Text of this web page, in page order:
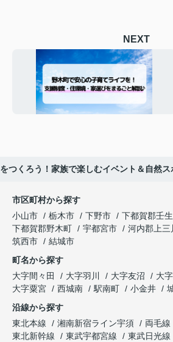
NEXT
つくろう！家族で楽しむイベント＆自然ス
市区町村から探す
小山市
栃木市 下野市
下都賀郡壬
下都賀郡野木町
宇都宮市 河内郡上三
筑西市
結城市
町名から探す
大字間々田
大字羽川 大字友沼 大
大字粟宮
西城南 駅南町 小金井
沿線から探す
東北本線
湘南新宿ライン宇須 両毛線
東北新幹線
東武宇都宮線 東武日光線